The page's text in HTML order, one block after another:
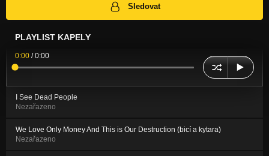
Sledovat
PLAYLIST KAPELY
0:00 /0:00
I See Dead People
Nezařazeno
We Love Only Money And This is Our Destruction (bicí a kytara)
Nezařazeno